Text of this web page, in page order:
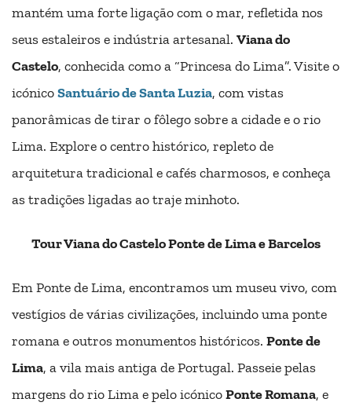
mantém uma forte ligação com o mar, refletida nos
seus estaleiros e indústria artesanal. Viana do
Castelo, conhecida como a “Princesa do Lima”. Visite o
icónicoSantuário de Santa Luzia, com vistas
panorâmicas de tirar o fôlego sobre a cidade e o rio
Lima. Explore o centro histórico, repleto de
arquitetura tradicional e cafés charmosos, e conheça
as tradições ligadas ao traje minhoto.
Tour Viana do Castelo Ponte de Lima e Barcelos
Em Ponte de Lima, encontramos um museu vivo, com
vestígios de várias civilizações, incluindo uma ponte
romana e outros monumentos históricos. Ponte de
Lima, a vila mais antiga de Portugal. Passeie pelas
margens do rio Lima e pelo icónicoPonte Romana, e